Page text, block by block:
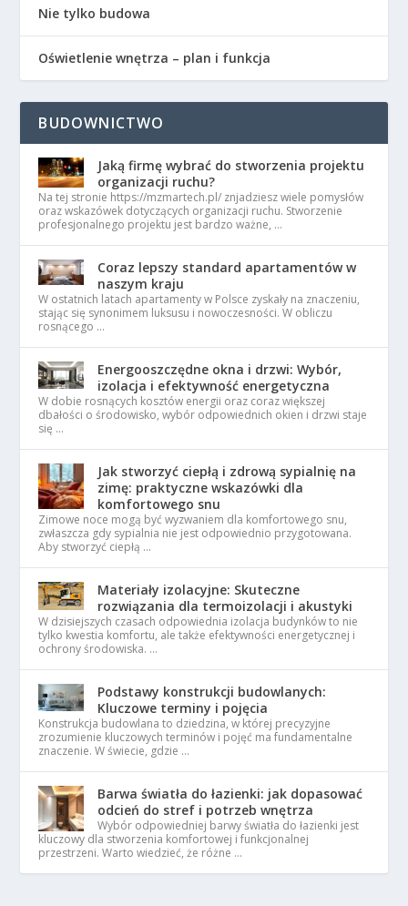
Nie tylko budowa
Oświetlenie wnętrza – plan i funkcja
BUDOWNICTWO
Jaką firmę wybrać do stworzenia projektu
organizacji ruchu?
Na tej stronie https://mzmartech.pl/ znjadziesz wiele pomysłów
oraz wskazówek dotyczących organizacji ruchu. Stworzenie
profesjonalnego projektu jest bardzo ważne, …
Coraz lepszy standard apartamentów w
naszym kraju
W ostatnich latach apartamenty w Polsce zyskały na znaczeniu,
stając się synonimem luksusu i nowoczesności. W obliczu
rosnącego …
Energooszczędne okna i drzwi: Wybór,
izolacja i efektywność energetyczna
W dobie rosnących kosztów energii oraz coraz większej
dbałości o środowisko, wybór odpowiednich okien i drzwi staje
się …
Jak stworzyć ciepłą i zdrową sypialnię na
zimę: praktyczne wskazówki dla
komfortowego snu
Zimowe noce mogą być wyzwaniem dla komfortowego snu,
zwłaszcza gdy sypialnia nie jest odpowiednio przygotowana.
Aby stworzyć ciepłą …
Materiały izolacyjne: Skuteczne
rozwiązania dla termoizolacji i akustyki
W dzisiejszych czasach odpowiednia izolacja budynków to nie
tylko kwestia komfortu, ale także efektywności energetycznej i
ochrony środowiska. …
Podstawy konstrukcji budowlanych:
Kluczowe terminy i pojęcia
Konstrukcja budowlana to dziedzina, w której precyzyjne
zrozumienie kluczowych terminów i pojęć ma fundamentalne
znaczenie. W świecie, gdzie …
Barwa światła do łazienki: jak dopasować
odcień do stref i potrzeb wnętrza
Wybór odpowiedniej barwy światła do łazienki jest
kluczowy dla stworzenia komfortowej i funkcjonalnej
przestrzeni. Warto wiedzieć, że różne …